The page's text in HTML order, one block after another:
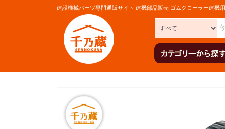
建設機械パーツ専門通販サイト 建機部品販売 ゴムクローラー建機用